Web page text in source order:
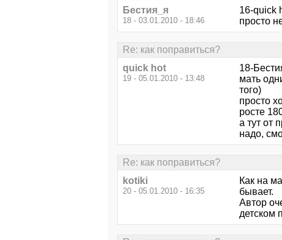
Бестия_я
18 - 03.01.2010 - 18:46
16-quick
просто
Re: как поправиться?
quick hot
19 - 05.01.2010 - 13:48
18-
мать
того)
просто
росте
а тут от
надо,
Re: как поправиться?
kotiki
20 - 05.01.2010 - 16:35
Как на
бывает.
Автор
детском